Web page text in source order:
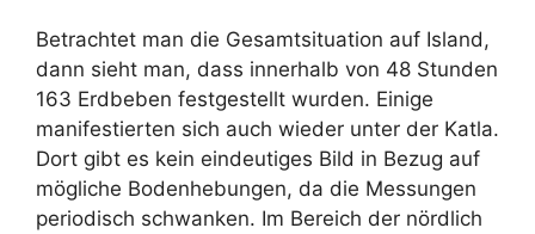
Betrachtet man die Gesamtsituation auf Island,
dann sieht man, dass innerhalb von 48 Stunden
163 Erdbeben festgestellt wurden. Einige
manifestierten sich auch wieder unter der Katla.
Dort gibt es kein eindeutiges Bild in Bezug auf
mögliche Bodenhebungen, da die Messungen
periodisch schwanken. Im Bereich der nördlich